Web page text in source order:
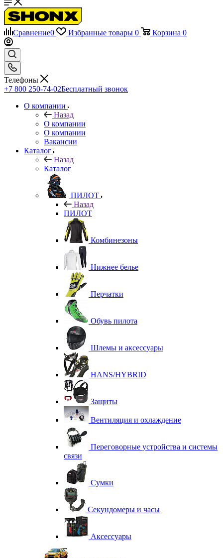
Сравнение0 Избранные товары 0 Корзина 0
Телефоны
+7 800 250-74-02Бесплатный звонок
О компании
Назад
О компании
О компании
Вакансии
Каталог
Назад
Каталог
ПИЛОТ
Назад
ПИЛОТ
Комбинезоны
Нижнее белье
Перчатки
Обувь пилота
Шлемы и аксессуары
HANS/HYBRID
Защиты
Вентиляция и охлаждение
Переговорные устройства и системы
связи
Сумки
Секундомеры и часы
Аксессуары